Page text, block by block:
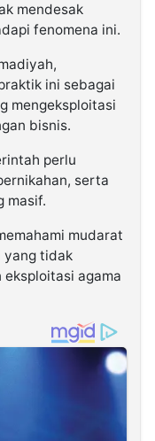
mendesak
fenomena ini.
ini sebagai
mengeksploitasi
bisnis.
perlu
serta
masif.
mudarat
yang tidak
agama